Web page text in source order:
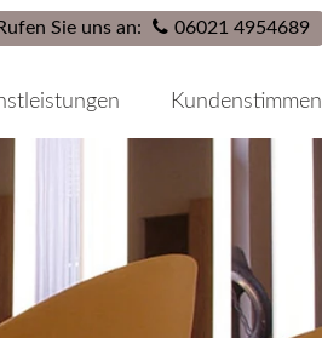
Rufen Sie uns an: 06021 4954689
Kundenstimmen